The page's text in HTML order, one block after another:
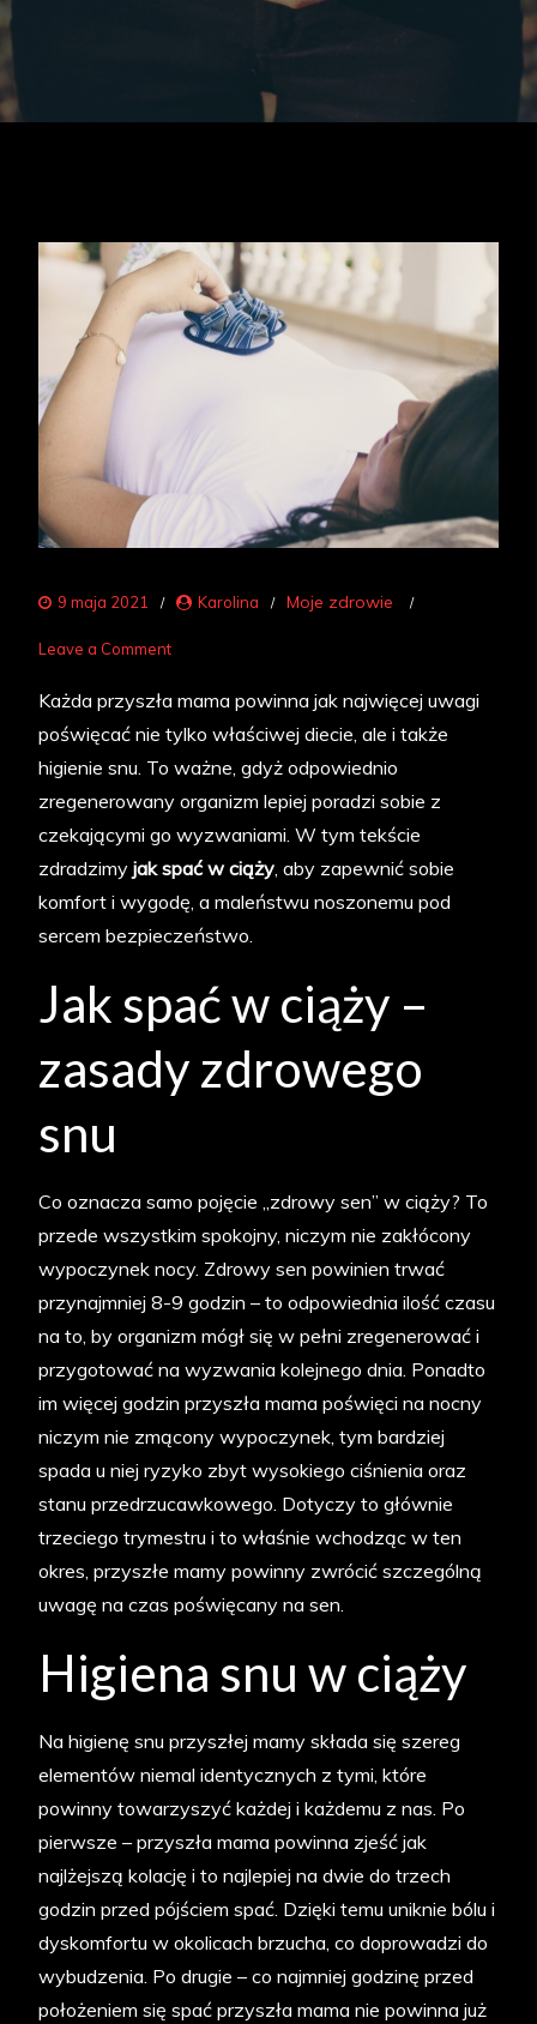
9 maja 2021 Karolina Moje zdrowie
Leave a Commenton
bez
tajemnic!
Jak
spać
w
ciąży?
Każda przyszła mama powinna jak najwięcej uwagi
poświęcać nie tylko właściwej diecie, ale i także
higienie snu. To ważne, gdyż odpowiednio
zregenerowany organizm lepiej poradzi sobie z
czekającymi go wyzwaniami. W tym tekście
zdradzimyjak spać w ciąży, aby zapewnić sobie
komfort i wygodę, a maleństwu noszonemu pod
sercem bezpieczeństwo.
Jak spać w ciąży –
zasady zdrowego
snu
Co oznacza samo pojęcie „zdrowy sen” w ciąży? To
przede wszystkim spokojny, niczym nie zakłócony
wypoczynek nocy. Zdrowy sen powinien trwać
przynajmniej 8-9 godzin – to odpowiednia ilość czasu
na to, by organizm mógł się w pełni zregenerować i
przygotować na wyzwania kolejnego dnia. Ponadto
im więcej godzin przyszła mama poświęci na nocny
niczym nie zmącony wypoczynek, tym bardziej
spada u niej ryzyko zbyt wysokiego ciśnienia oraz
stanu przedrzucawkowego. Dotyczy to głównie
trzeciego trymestru i to właśnie wchodząc w ten
okres, przyszłe mamy powinny zwrócić szczególną
uwagę na czas poświęcany na sen.
Higiena snu w ciąży
Na higienę snu przyszłej mamy składa się szereg
elementów niemal identycznych z tymi, które
powinny towarzyszyć każdej i każdemu z nas. Po
pierwsze – przyszła mama powinna zjeść jak
najlżejszą kolację i to najlepiej na dwie do trzech
godzin przed pójściem spać. Dzięki temu uniknie bólu i
dyskomfortu w okolicach brzucha, co doprowadzi do
wybudzenia. Po drugie – co najmniej godzinę przed
położeniem się spać przyszła mama nie powinna już